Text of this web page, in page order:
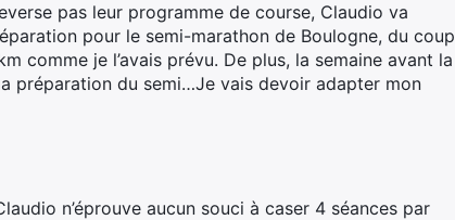
pas leur programme de course, Claudio va
pour le semi-marathon de Boulogne, du coup
comme je l’avais prévu. De plus, la semaine avant la
préparation du semi…Je vais devoir adapter mon
n’éprouve aucun souci à caser 4 séances par